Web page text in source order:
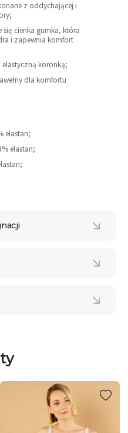
z oddychającej i
cienka gumka, która
i zapewnia komfort
koronką;
dla komfortu
elastan;
elastan;